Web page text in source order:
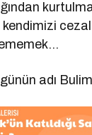
kendimizi
adı